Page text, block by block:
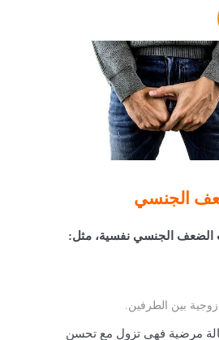
الجنسي
الضعف الجنسي نفسية، مثل:
بين الطرفين.
مرضية فهى تزول مع تحسن